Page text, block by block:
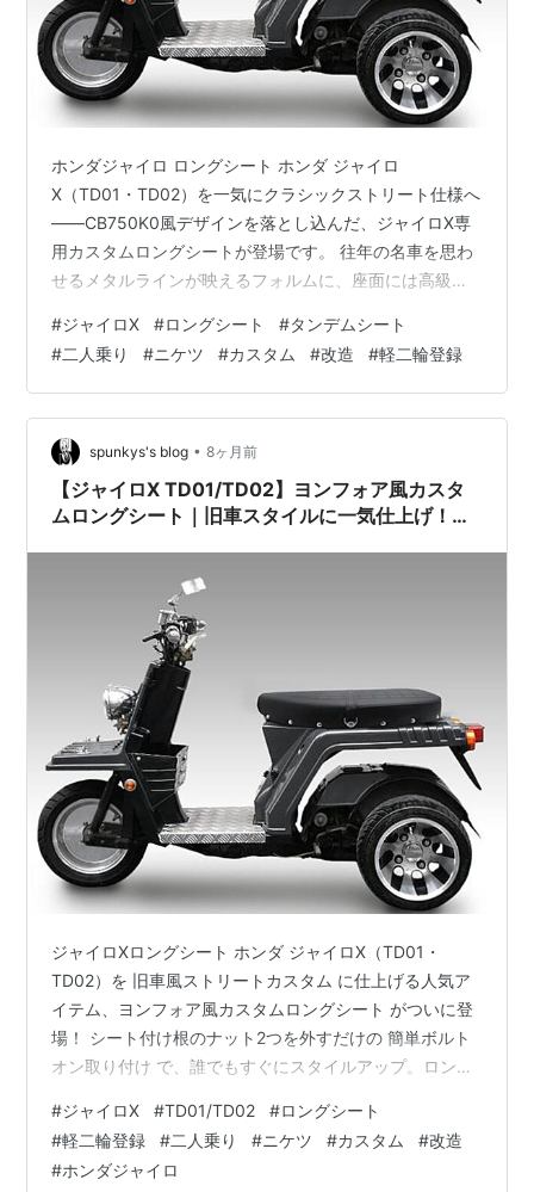
ホンダジャイロ ロングシート ホンダ ジャイロ
X（TD01・TD02）を一気にクラシックストリート仕様へ
――CB750K0風デザインを落とし込んだ、ジャイロX専
用カスタムロングシートが登場です。 往年の名車を思わ
せるメタルラインが映えるフォルムに、座面には高級感
い、存在感抜群のスタイルへと進化します。 ■ ボルトオ
ンで即カスタム｜簡単取り付け設計 シート付け根のナッ
ト2本を外して交換するだけの簡単ボルトオン設計。ドラ
イバー不要で作業もスムーズ、初心者の方でも安心して
取り付け可能です。 ■ ロングシート化で快適なライディ
ングポジション 全長約66…
#ジャイロX #ロングシート #タンデムシート
#二人乗り #ニケツ #カスタム #改造 #軽二輪登録
spunkys's blog • 8ヶ月前
【ジャイロX TD01/TD02】ヨンフォア風カスタ
ムロングシート｜旧車スタイルに一気仕上げ！簡
ジャイロXロングシート ホンダ ジャイロX（TD01・
TD02）を 旧車風ストリートカスタム に仕上げる人気ア
イテム、ヨンフォア風カスタムロングシート がついに登
場！ シート付け根のナット2つを外すだけの 簡単ボルト
オン取り付け で、誰でもすぐにスタイルアップ。ロング
走行でもラクに走れます。 ジャイロXタンデムシート ■
旧車テイストを再現するヨンフォア風デザイン ヨンフォ
ア（CB400Four）を彷彿とさせる本格クラシックスタイ
#ジャイロX #TD01/TD02 #ロングシート
#軽二輪登録 #二人乗り #ニケツ #カスタム #改造
#ホンダジャイロ